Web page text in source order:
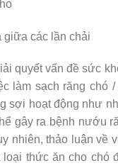
giữa các lần chải
quyết vấn đề sức
làm sạch răng chó
sợi hoạt động như
gây ra bệnh nướu
nhiên, thảo luận về
thức ăn cho chó